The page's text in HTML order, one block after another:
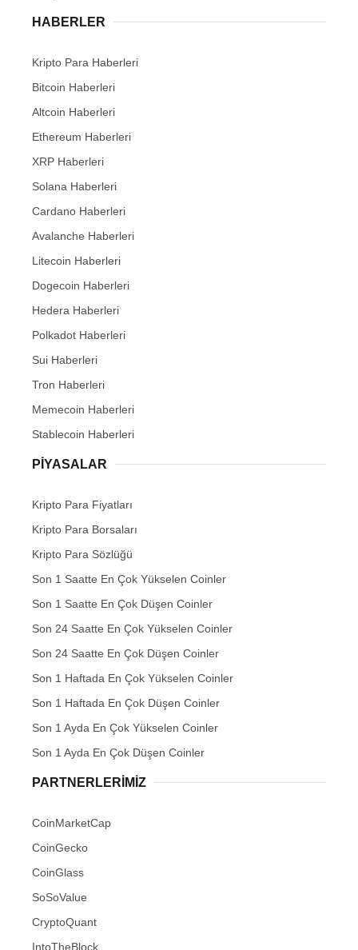
HABERLER
Kripto Para Haberleri
Bitcoin Haberleri
Altcoin Haberleri
Ethereum Haberleri
XRP Haberleri
Solana Haberleri
Cardano Haberleri
Avalanche Haberleri
Litecoin Haberleri
Dogecoin Haberleri
Hedera Haberleri
Polkadot Haberleri
Sui Haberleri
Tron Haberleri
Memecoin Haberleri
Stablecoin Haberleri
PIYASALAR
Kripto Para Fiyatları
Kripto Para Borsaları
Kripto Para Sözlüğü
Son 1 Saatte En Çok Yükselen Coinler
Son 1 Saatte En Çok Düşen Coinler
Son 24 Saatte En Çok Yükselen Coinler
Son 24 Saatte En Çok Düşen Coinler
Son 1 Haftada En Çok Yükselen Coinler
Son 1 Haftada En Çok Düşen Coinler
Son 1 Ayda En Çok Yükselen Coinler
Son 1 Ayda En Çok Düşen Coinler
PARTNERLERIMIZ
CoinMarketCap
CoinGecko
CoinGlass
SoSoValue
CryptoQuant
IntoTheBlock